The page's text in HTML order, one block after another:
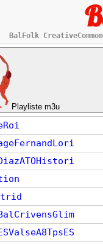
BalFolk
Playliste m3u